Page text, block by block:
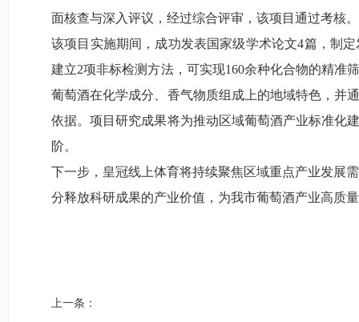
面核查与深入评议，经过综合评审，该项目通过考核。
该项目实施期间，成功发表国家级学术论文4篇，制
建立2项非标检测方法，可实现160余种化合物的精准
葡萄酒在化学成分、香气物质组成上的地域特色，并
依据。项目研究成果将为推动区域葡萄酒产业标准化
阶。
下一步，皇冠线上体育将持续聚焦区域重点产业发展
分释放科研成果的产业价值，为我市葡萄酒产业高质
上一条：